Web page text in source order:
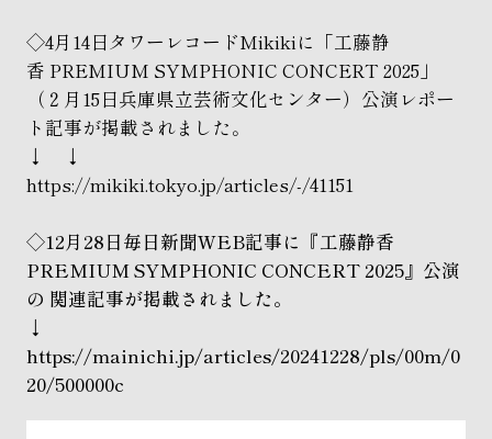
◇4月14日タワーレコードMikikiに「工藤静
香 PREMIUM SYMPHONIC CONCERT 2025」
（２月15日兵庫県立芸術文化センター）公演レポー
ト記事が掲載されました。
↓ ↓
https://mikiki.tokyo.jp/articles/-/41151
◇12月28日毎日新聞WEB記事に『工藤静香
PREMIUM SYMPHONIC CONCERT 2025』公演
の 関連記事が掲載されました。
↓
https://mainichi.jp/articles/20241228/pls/00m/0
20/500000c